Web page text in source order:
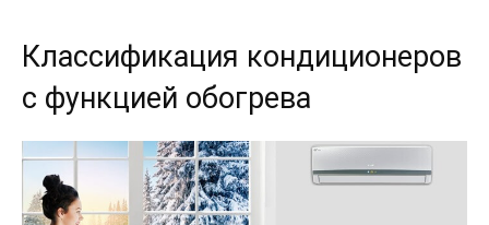
Классификация кондиционеров
с функцией обогрева